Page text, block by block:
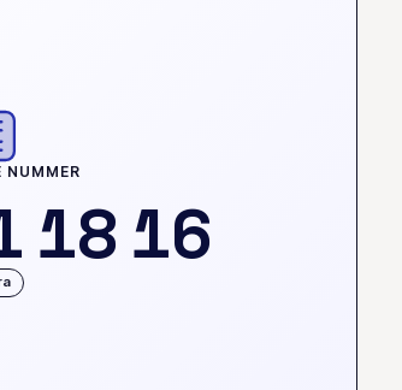
NUMMER
18 16